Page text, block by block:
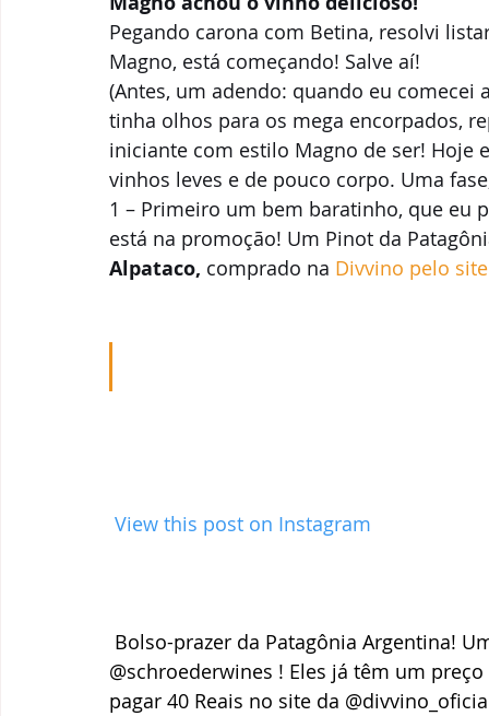
Pegando carona com Betina, resolvi
Magno, está começando! Salve aí!
(Antes, um adendo: quando eu
tinha olhos para os mega encorpados,
iniciante com estilo Magno de ser! Hoje
vinhos leves e de pouco corpo. Uma
1 – Primeiro um bem baratinho, que eu
está na promoção! Um Pinot da
Alpataco, comprado na Divvino pelo site
View this post on Instagram
Bolso-prazer da Patagônia Argentina!
@schroederwines ! Eles já têm um
pagar 40 Reais no site da